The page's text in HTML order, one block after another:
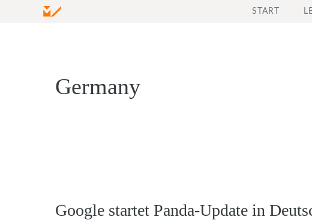
START
Germany
Google startet Panda-Update in